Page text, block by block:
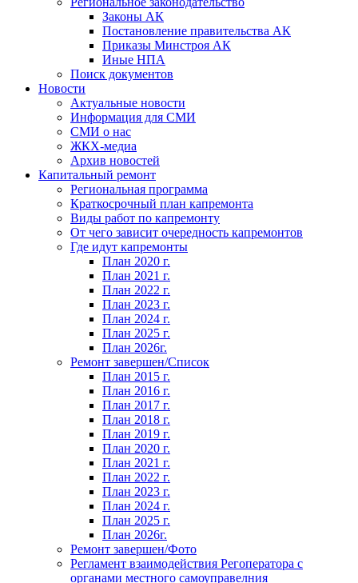
Законы АК
Постановление правительства АК
Приказы Минстроя АК
Иные НПА
Поиск документов
Новости
Актуальные новости
Информация для СМИ
СМИ о нас
ЖКХ-медиа
Архив новостей
Капитальный ремонт
Региональная программа
Краткосрочный план капремонта
Виды работ по капремонту
От чего зависит очередность капремонтов
Где идут капремонты
План 2020 г.
План 2021 г.
План 2022 г.
План 2023 г.
План 2024 г.
План 2025 г.
План 2026г.
Ремонт завершен/Список
План 2015 г.
План 2016 г.
План 2017 г.
План 2018 г.
План 2019 г.
План 2020 г.
План 2021 г.
План 2022 г.
План 2023 г.
План 2024 г.
План 2025 г.
План 2026г.
Ремонт завершен/Фото
Регламент взаимодействия Регоператора с
органами местного самоуправелния